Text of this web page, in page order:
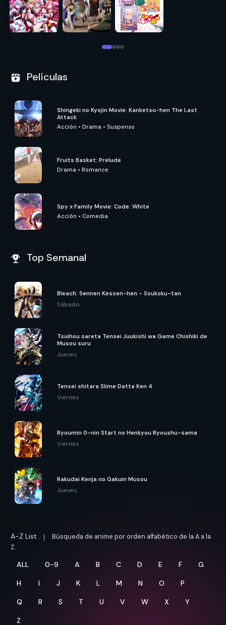
Películas
Shingeki no Kyojin Movie: Kanketsu-hen The Last
Attack
Acción •Drama • Suspenso
Fruits Basket: Prelude
Drama •Romance
Spy x Family Movie: Code: White
Acción •Comedia
Top Semanal
Bleach: Sennen Kessen-hen - Soukoku-tan
Sábado
Tsuihou sareta Tensei Juukishi wa Game Chishiki de
Musou suru
Jueves
Tensei shitara Slime Datta Ken 4
Viernes
Ryoumin 0-nin Start no Henkyou Ryoushu-sama
Viernes
Rakudai Kenja no Gakuin Musou
Jueves
A-Z List
Búsqueda de anime por orden alfabético de la A a la
Z.
ALL 0-9 A B C D E F G
H I J K L M N O P
Q R S T U V W X Y
Z